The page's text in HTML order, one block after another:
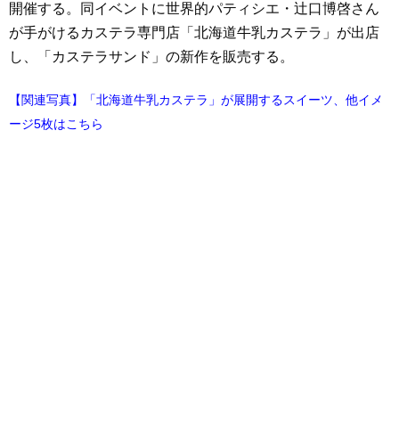
開催する。同イベントに世界的パティシエ・辻口博啓さん
が手がけるカステラ専門店「北海道牛乳カステラ」が出店
し、「カステラサンド」の新作を販売する。
【関連写真】「北海道牛乳カステラ」が展開するスイーツ、他イメ
ージ5枚はこちら